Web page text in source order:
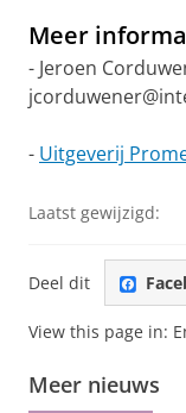
Meer
- Jeroen
- Uitgeverij
Laatst gewijzigd:
Deel dit
View this page in:
Meer nieuws